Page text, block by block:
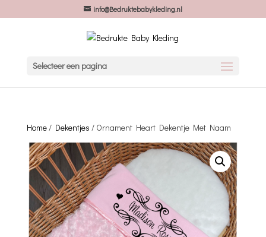
info@Bedruktebabykleding.nl
Selecteer een pagina
Home/ Dekentjes / Ornament Heart Dekentje Met Naam